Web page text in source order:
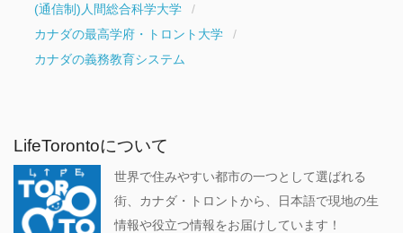
(通信制)人間総合科学大学
カナダの最高学府・トロント大学
カナダの義務教育システム
LifeTorontoについて
世界で住みやすい都市の一つとして選ばれる
街、カナダ・トロントから、日本語で現地の生
情報や役立つ情報をお届けしています！